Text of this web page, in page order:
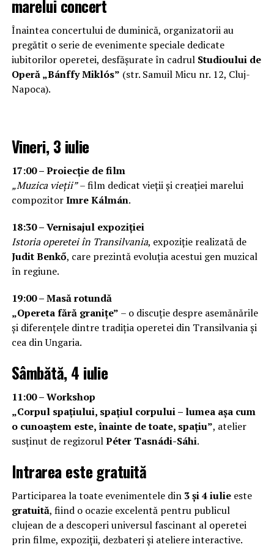
marelui concert
Înaintea concertului de duminică, organizatorii au
pregătit o serie de evenimente speciale dedicate
iubitorilor operetei, desfășurate în cadrul Studioului de
Operă „Bánffy Miklós” (str. Samuil Micu nr. 12, Cluj-
Napoca).
Vineri, 3 iulie
17:00 – Proiecție de film
„Muzica vieții”– film dedicat vieții și creației marelui
compozitorImre Kálmán.
18:30 – Vernisajul expoziției
Istoria operetei în Transilvania, expoziție realizată de
Judit Benkő, care prezintă evoluția acestui gen muzical
în regiune.
19:00 – Masă rotundă
„Opereta fără granițe” – o discuție despre asemănările
și diferențele dintre tradiția operetei din Transilvania și
cea din Ungaria.
Sâmbătă, 4 iulie
11:00 – Workshop
„Corpul spațiului, spațiul corpului – lumea așa cum
o cunoaștem este, înainte de toate, spațiu”, atelier
susținut de regizorulPéter Tasnádi-Sáhi.
Intrarea este gratuită
Participarea la toate evenimentele din 3 și 4 iulieeste
gratuită, fiind o ocazie excelentă pentru publicul
clujean de a descoperi universul fascinant al operetei
prin filme, expoziții, dezbateri și ateliere interactive.